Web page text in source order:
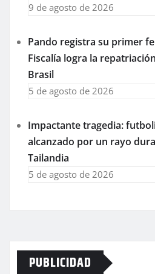
9 de agosto de 2026
Pando registra su primer
Fiscalía logra la
Brasil
5 de agosto de 2026
Impactante tragedia:
alcanzado por un rayo
Tailandia
5 de agosto de 2026
PUBLICIDAD